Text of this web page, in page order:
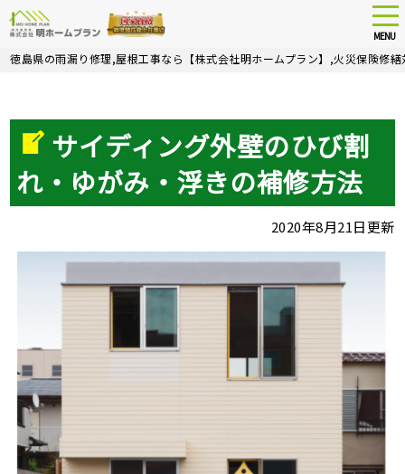
Skip
MENU
徳島県の雨漏り修理,屋根工事なら【株式会社明ホームプラン】,火災保険修繕
サイディング外壁のひび割
れ・ゆがみ・浮きの補修方法
2020年8月21日更新